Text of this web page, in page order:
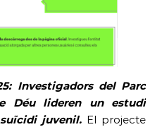
Investigadors del Parc
Déu lideren un estudi
juvenil. El projecte